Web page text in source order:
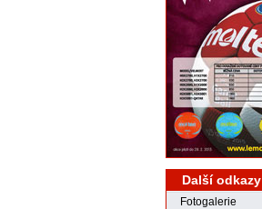
Další odkazy
Fotogalerie